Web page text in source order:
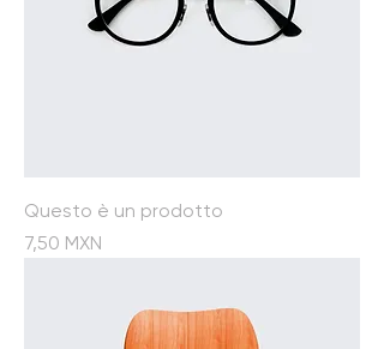
Questo è un prodotto
Prezzo
7,50 MXN